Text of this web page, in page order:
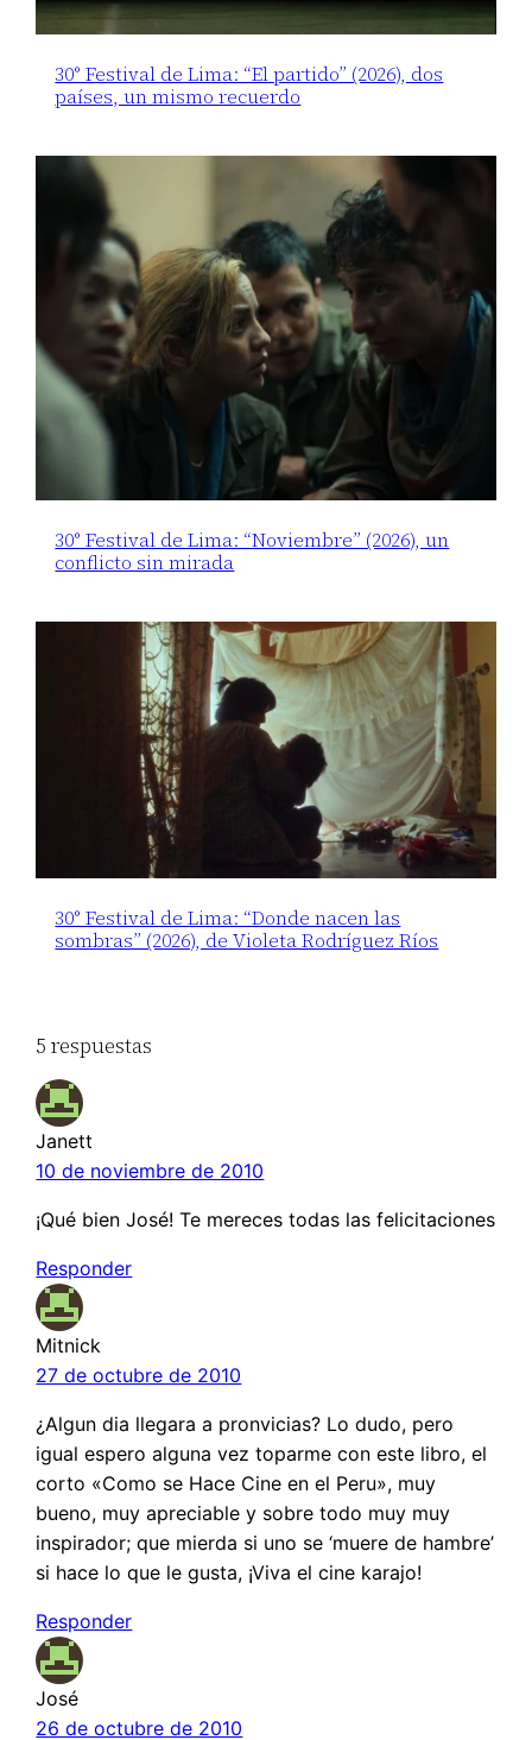
30° Festival de Lima: “El partido” (2026), dos
países, un mismo recuerdo
30° Festival de Lima: “Noviembre” (2026), un
conflicto sin mirada
30° Festival de Lima: “Donde nacen las
sombras” (2026), de Violeta Rodríguez Ríos
5 respuestas
Janett
10 de noviembre de 2010
¡Qué bien José! Te mereces todas las felicitaciones
Responder
Mitnick
27 de octubre de 2010
¿Algun dia llegara a pronvicias? Lo dudo, pero
igual espero alguna vez toparme con este libro, el
corto «Como se Hace Cine en el Peru», muy
bueno, muy apreciable y sobre todo muy muy
inspirador; que mierda si uno se ‘muere de hambre’
si hace lo que le gusta, ¡Viva el cine karajo!
Responder
José
26 de octubre de 2010